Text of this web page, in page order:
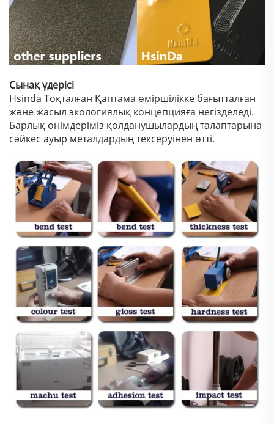
Сынақ үдерісі
Hsinda Тоқталған Қаптама өміршілікке бағытталған
және жасыл экологиялық концепцияға негізделеді.
Барлық өнімдеріміз қолданушылардың талаптарына
сәйкес ауыр металдардың тексеруінен өтті.